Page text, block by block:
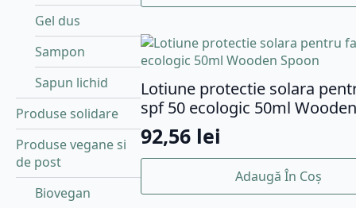
Gel dus
Sampon
Sapun lichid
Produse solidare
Produse vegane si
de post
Biovegan
Lotiune protectie solara
spf 50 ecologic 50ml
92,56 lei
Adaugă În Coș